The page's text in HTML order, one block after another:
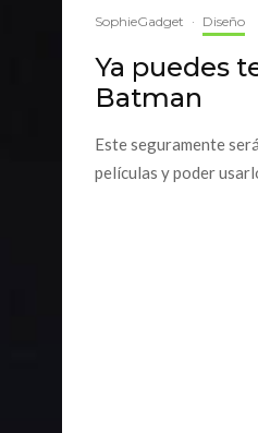
SophieGadget · Diseño
Ya puedes
Batman
Este seguramente
películas y poder